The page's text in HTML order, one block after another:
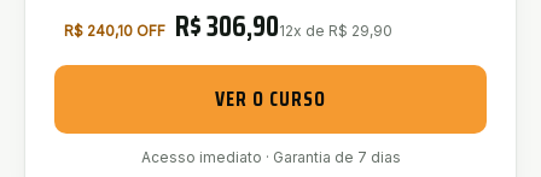
R$ 240,10 OFF R$306,9012x de R$ 29,90
VER O CURSO
Acesso imediato · Garantia de 7 dias